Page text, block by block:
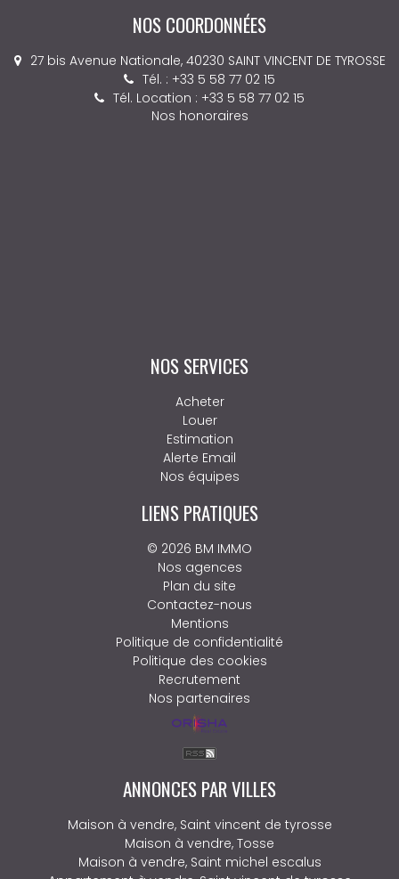
NOS COORDONNÉES
27 bis Avenue Nationale, 40230 SAINT VINCENT DE TYROSSE
Tél. : +33 5 58 77 02 15
Tél. Location : +33 5 58 77 02 15
Nos honoraires
NOS SERVICES
Acheter
Louer
Estimation
Alerte Email
Nos équipes
LIENS PRATIQUES
© 2026 BM IMMO
Nos agences
Plan du site
Contactez-nous
Mentions
Politique de confidentialité
Politique des cookies
Recrutement
Nos partenaires
ANNONCES PAR VILLES
Maison à vendre, Saint vincent de tyrosse
Maison à vendre, Tosse
Maison à vendre, Saint michel escalus